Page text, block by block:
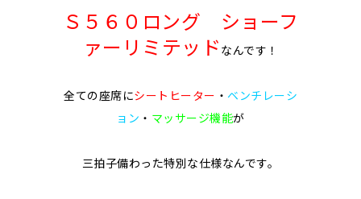
Ｓ５６０ロング ショーフ
ァーリミテッド なんです！
全ての座席にシートヒーター ・ ベンチレーシ
ョン ・ マッサージ機能が
三拍子備わった特別な仕様なんです。